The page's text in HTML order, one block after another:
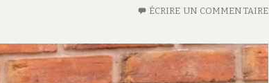
ÉCRIRE UN COMMENTAIRE